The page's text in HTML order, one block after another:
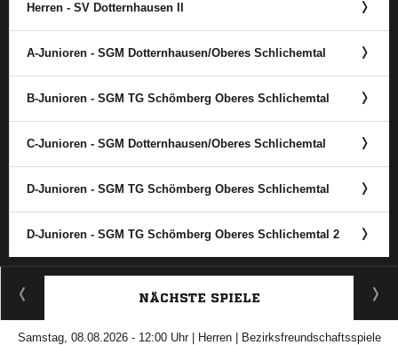
Herren - SV Dotternhausen II
A-Junioren - SGM Dotternhausen/​Oberes Schlichemtal
B-Junioren - SGM TG Schömberg Oberes Schlichemtal
C-Junioren - SGM Dotternhausen/​Oberes Schlichemtal
D-Junioren - SGM TG Schömberg Oberes Schlichemtal
D-Junioren - SGM TG Schömberg Oberes Schlichemtal 2
ANZEIGE
NÄCHSTE SPIELE
Samstag, 08.08.2026 - 12:00 Uhr | Herren | Bezirksfreundschaftsspiele